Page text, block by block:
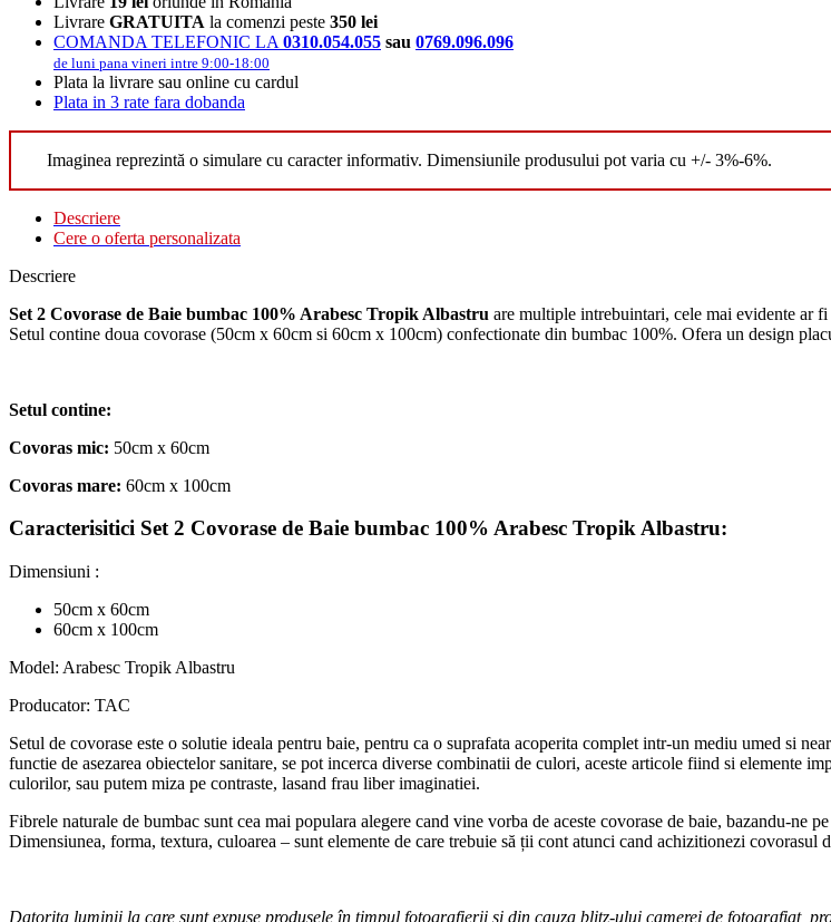
Livrare GRATUITA la comenzi peste 350 lei
COMANDA TELEFONIC LA 0310.054.055 sau 0769.096.096
de luni pana vineri intre 9:00-18:00
Plata la livrare sau online cu cardul
Plata in 3 rate fara dobanda
Imaginea reprezintă o simulare cu caracter informativ. Dimensiunile produsului pot varia cu +/- 3%-6%.
Descriere
Cere o oferta personalizata
Descriere
Set 2 Covorase de Baie bumbac 100% Arabesc Tropik Albastru are multiple intrebuintari, cele mai evidente ar
Setul contine doua covorase (50cm x 60cm si 60cm x 100cm) confectionate din bumbac 100%. Ofera un design
Setul contine:
Covoras mic: 50cm x 60cm
Covoras mare: 60cm x 100cm
Caracterisitici Set 2 Covorase de Baie bumbac 100% Arabesc Tropik Albastru:
Dimensiuni :
50cm x 60cm
60cm x 100cm
Model: Arabesc Tropik Albastru
Producator: TAC
Setul de covorase este o solutie ideala pentru baie, pentru ca o suprafata acoperita complet intr-un mediu umed si
functie de asezarea obiectelor sanitare, se pot incerca diverse combinatii de culori, aceste articole fiind si elemente
culorilor, sau putem miza pe contraste, lasand frau liber imaginatiei.
Fibrele naturale de bumbac sunt cea mai populara alegere cand vine vorba de aceste covorase de baie, bazandu-ne
Dimensiunea, forma, textura, culoarea – sunt elemente de care trebuie să ții cont atunci cand achizitionezi covorasul
Datorita luminii la care sunt expuse produsele în timpul fotografierii si din cauza blitz-ului camerei de fotografiat,